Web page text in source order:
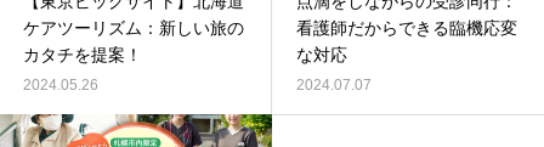
ケアツーリズム：新しい旅の
カタチを提案！
2024.05.26
看護師だからできる臨機応変
な対応
2024.07.07